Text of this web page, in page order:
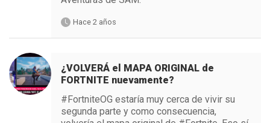
Hace 2 años
¿VOLVERÁ el MAPA ORIGINAL de
FORTNITE nuevamente?
#FortniteOG estaría muy cerca de vivir su
segunda parte y como consecuencia,